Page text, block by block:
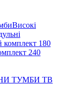
Високі
комплект 180
240
ТУМБИ ТВ